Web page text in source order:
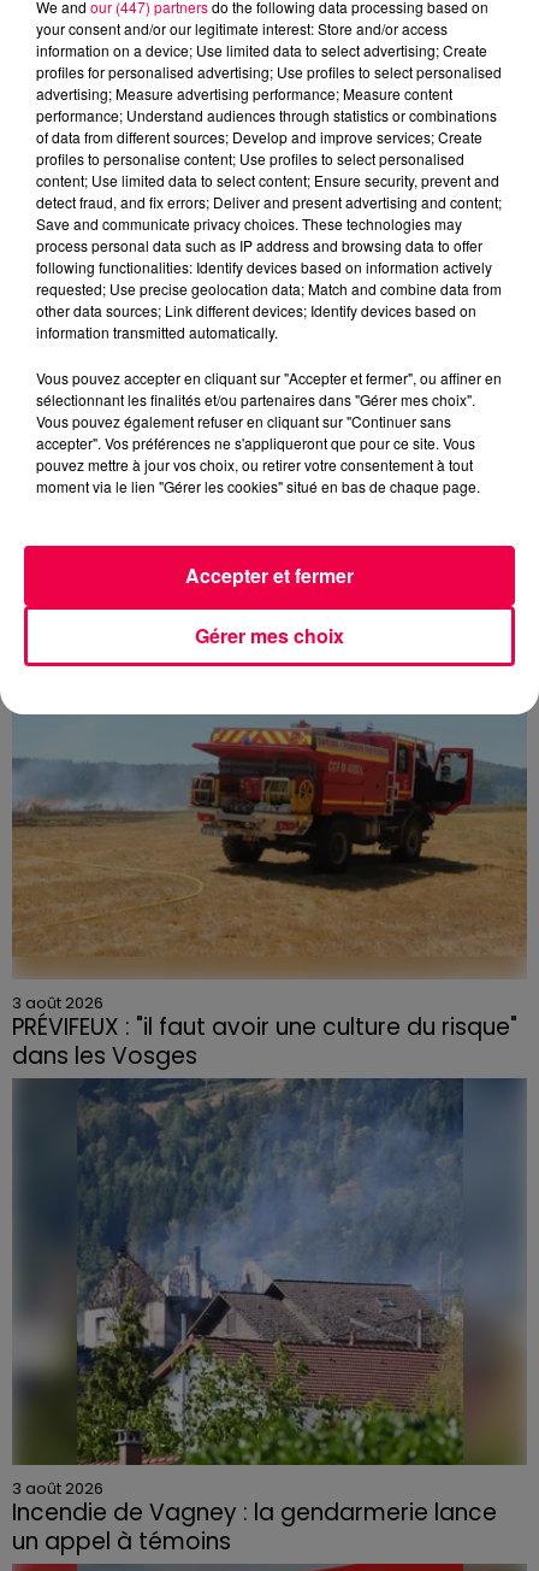
vouspour faire l'entretien médical et la prise de sang.
DERNIÈRES INFOS
Des assiettes Linvosges rappelées pour
excès de plomb
Du plomb a été détecté dans deux assiettes en
céramique vendues entre 2020 et 2022 par Linvosges.
3 août 2026
PRÉVIFEUX : "il faut avoir une culture du risque"
dans les Vosges
3 août 2026
Incendie de Vagney : la gendarmerie lance
un appel à témoins
We and our (447) partnersdo the following data processing based on
your consent and/or our legitimate interest: Store and/or access
information on a device; Use limited data to select advertising; Create
profiles for personalised advertising; Use profiles to select personalised
advertising; Measure advertising performance; Measure content
performance; Understand audiences through statistics or combinations
of data from different sources; Develop and improve services; Create
profiles to personalise content; Use profiles to select personalised
content; Use limited data to select content; Ensure security, prevent and
detect fraud, and fix errors; Deliver and present advertising and content;
Save and communicate privacy choices. These technologies may
process personal data such as IP address and browsing data to offer
following functionalities: Identify devices based on information actively
requested; Use precise geolocation data; Match and combine data from
other data sources; Link different devices; Identify devices based on
information transmitted automatically.
Vous pouvez accepter en cliquant sur "Accepter et fermer", ou affiner en
sélectionnant les finalités et/ou partenaires dans "Gérer mes choix".
Vous pouvez également refuser en cliquant sur "Continuer sans
accepter". Vos préférences ne s'appliqueront que pour ce site. Vous
pouvez mettre à jour vos choix, ou retirer votre consentement à tout
moment via le lien "Gérer les cookies" situé en bas de chaque page.
Gérer mes choix
Accepter et fermer